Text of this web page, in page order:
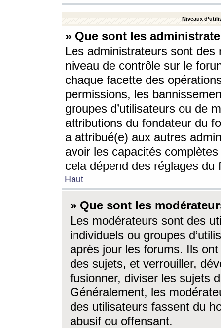
Niveaux
» Que sont les
Les administrateurs sont
niveau de contrôle sur le
chaque facette des
permissions, les
groupes d’utilisateurs ou de
attributions du fondateur du
a attribué(e) aux autres
avoir les capacités
cela dépend des réglages du
Haut
» Que sont les
Les modérateurs sont des
individuels ou groupes
après jour les forums. Ils ont
des sujets, et verrouiller,
fusionner, diviser les sujets
Généralement, les
des utilisateurs fassent du
abusif ou offensant.